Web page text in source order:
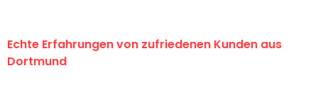
Echte Erfahrungen von zufriedenen Kunden aus
Dortmund